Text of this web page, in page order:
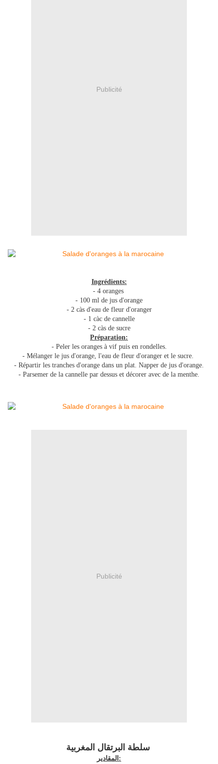
Publicité
Ingrédients:
- 4 oranges
- 100 ml de jus d'orange
- 2 càs d'eau de fleur d'oranger
- 1 càc de cannelle
- 2 càs de sucre
Préparation:
- Peler les oranges à vif puis en rondelles.
- Mélanger le jus d'orange, l'eau de fleur d'oranger et le sucre.
- Répartir les tranches d'orange dans un plat. Napper de jus d'orange.
- Parsemer de la cannelle par dessus et décorer avec de la menthe.
Publicité
سلطة البرتقال المغربية
المقادير: